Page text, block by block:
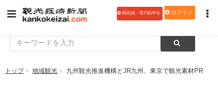
購読(紙・電子版)申込 ログイン
トップ 地域観光 九州観光推進機構とJR九州、東京で観光素材PR